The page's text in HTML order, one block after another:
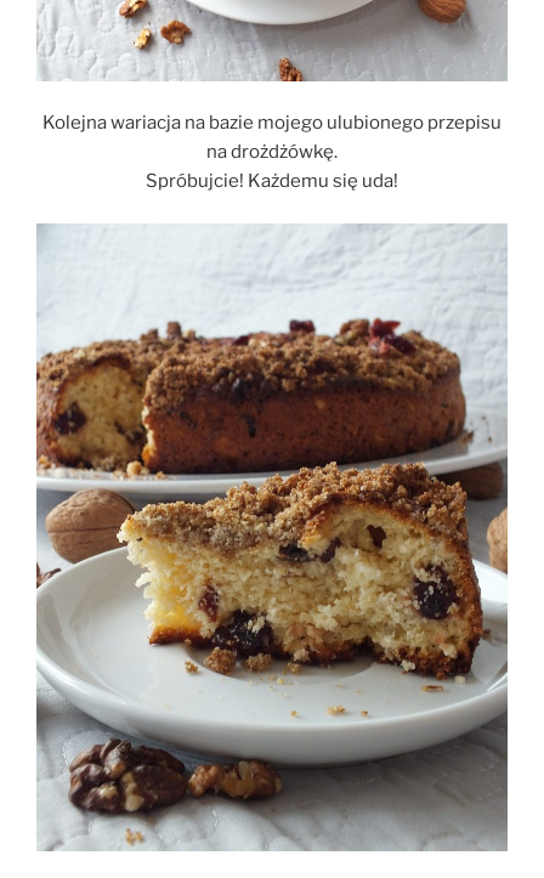
Kolejna wariacja na bazie mojego ulubionego przepisu
na drożdżówkę.
Spróbujcie! Każdemu się uda!